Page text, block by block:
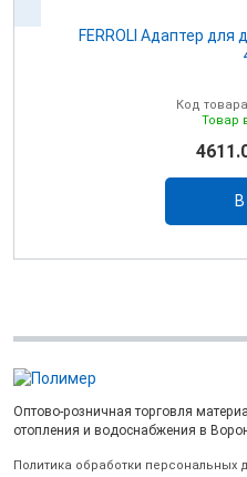
FERROLI Адаптер для дыма Ø 80/80 (для Vitabel
Код
Товар
В
Оптово-розничная торговля
отопления и водоснабжения в
Политика обработки персональных